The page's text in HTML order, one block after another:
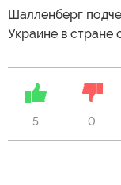
Шалленберг
Украине в стране
5 0